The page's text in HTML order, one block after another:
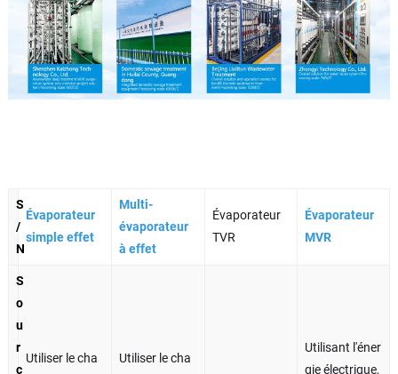
S
/
N
Évaporateur
simple effet
Multi-
évaporateur
à effet
Évaporateur
TVR
Évaporateur
MVR
S
o
u
r
c
Utiliser le cha
Utiliser le cha
Utilisant l'éner
gie électrique,